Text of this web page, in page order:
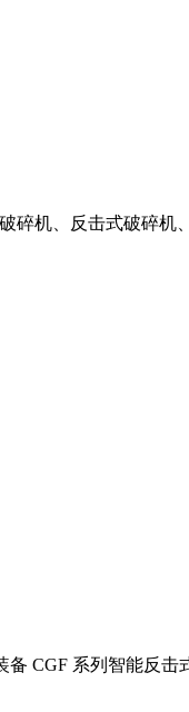
机、反击式破碎
CGF 系列智能反